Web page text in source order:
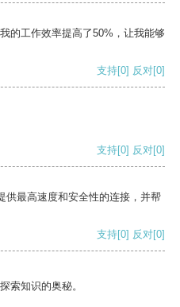
的工作效率提高了50%，让我能够
支持[0] 反对[0]
支持[0] 反对[0]
供最高速度和安全性的连接，并帮
支持[0] 反对[0]
索知识的奥秘。